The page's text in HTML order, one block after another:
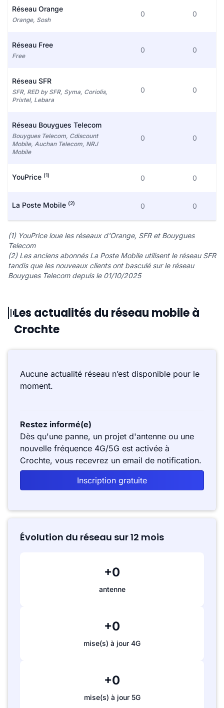
Réseau Orange
Orange, Sosh
0 0
Réseau Free
Free
0 0
Réseau SFR
SFR, RED by SFR, Syma, Coriolis,
Prixtel, Lebara
0 0
Réseau Bouygues Telecom
Bouygues Telecom, Cdiscount
Mobile, Auchan Telecom, NRJ
Mobile
0 0
YouPrice (1) 0 0
La Poste Mobile (2) 0 0
(1) YouPrice loue les réseaux d'Orange, SFR et Bouygues
Telecom
(2) Les anciens abonnés La Poste Mobile utilisent le réseau SFR
tandis que les nouveaux clients ont basculé sur le réseau
Bouygues Telecom depuis le 01/10/2025
Les actualités du réseau mobile à
Crochte
Aucune actualité réseau n’est disponible pour le
moment.
Restez informé(e)
Dès qu'une panne, un projet d'antenne ou une
nouvelle fréquence 4G/5G est activée à
Crochte, vous recevrez un email de notification.
Inscription gratuite
Évolution du réseau sur 12 mois
+0
antenne
+0
mise(s) à jour 4G
+0
mise(s) à jour 5G